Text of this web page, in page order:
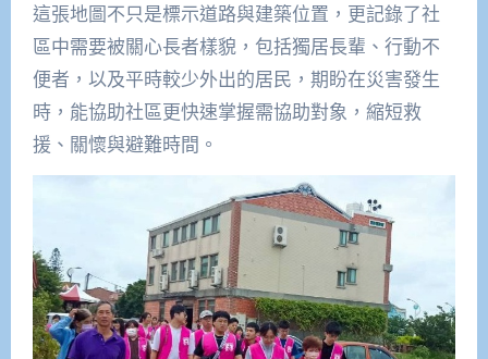
這張地圖不只是標示道路與建築位置，更記錄了社
區中需要被關心長者樣貌，包括獨居長輩、行動不
便者，以及平時較少外出的居民，期盼在災害發生
時，能協助社區更快速掌握需協助對象，縮短救
援、關懷與避難時間。